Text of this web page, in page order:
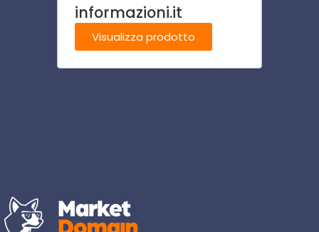
informazioni.it
Visualizza prodotto